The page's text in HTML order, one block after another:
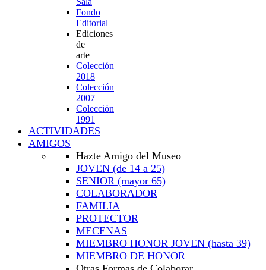
Fondo
Editorial
Ediciones
de
arte
Colección
2018
Colección
2007
Colección
1991
ACTIVIDADES
AMIGOS
Hazte Amigo del Museo
JOVEN (de 14 a 25)
SENIOR (mayor 65)
COLABORADOR
FAMILIA
PROTECTOR
MECENAS
MIEMBRO HONOR JOVEN (hasta 39)
MIEMBRO DE HONOR